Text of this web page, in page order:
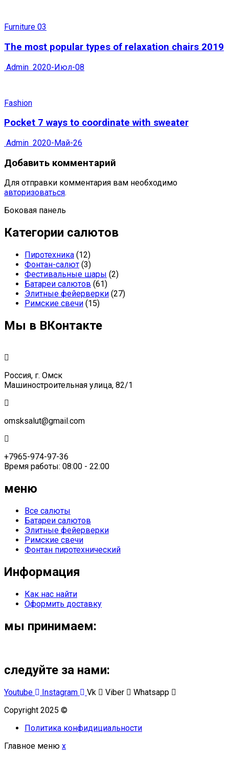
Furniture 03
The most popular types of relaxation chairs 2019
Admin 2020-Июл-08
Fashion
Pocket 7 ways to coordinate with sweater
Admin 2020-Май-26
Добавить комментарий
Для отправки комментария вам необходимо
авторизоваться.
Боковая панель
Категории салютов
Пиротехника (12)
Фонтан-салют (3)
Фестивальные шары (2)
Батареи салютов (61)
Элитные фейерверки (27)
Римские свечи (15)
Мы в ВКонтакте
Россия, г. Омск
Машиностроительная улица, 82/1
omsksalut@gmail.com
+7965-974-97-36
Время работы: 08:00 - 22:00
меню
Все салюты
Батареи салютов
Элитные фейерверки
Римские свечи
Фонтан пиротехнический
Информация
Как нас найти
Оформить доставку
мы принимаем:
следуйте за нами:
Youtube Instagram Vk Viber
Whatsapp
Copyright 2025 ©
Политика конфидициальности
Главное меню x